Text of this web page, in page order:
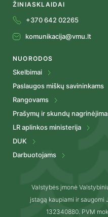
ŽINIASKLAIDAI
+370 642 02265
komunikacija@vmu.lt
NUORODOS
Skelbimai
Paslaugos miškų savininkams
Rangovams
Prašymų ir skundų
LR aplinkos ministerija
DUK
Darbuotojams
Valstybės įmonė
įstagą kaupiami ir saugomi
132340880. PVM